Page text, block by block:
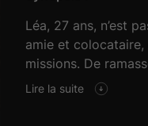
Léa, 27 ans, n’est
amie et
missions. De
avec les identités
Lire la suite